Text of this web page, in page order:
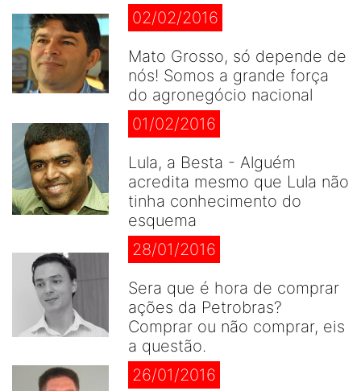
02/02/2016
Mato Grosso, só depende de
nós! Somos a grande força
do agronegócio nacional
01/02/2016
Lula, a Besta - Alguém
acredita mesmo que Lula não
tinha conhecimento do
esquema
28/01/2016
Sera que é hora de comprar
ações da Petrobras?
Comprar ou não comprar, eis
a questão.
26/01/2016